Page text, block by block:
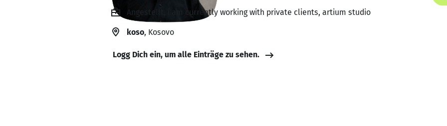
Angestellt, i am currently working with private clients, artium studio
koso, Kosovo
Logg Dich ein, um alle Einträge zu sehen.